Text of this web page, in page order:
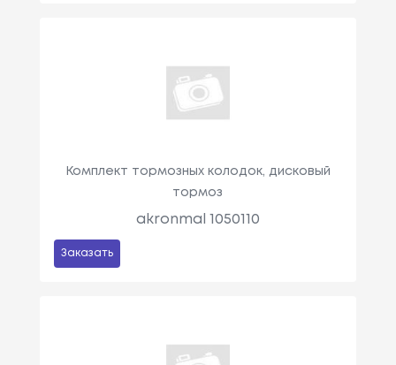
Комплект тормозных колодок, дисковый
тормоз
akronmal 1050110
Заказать